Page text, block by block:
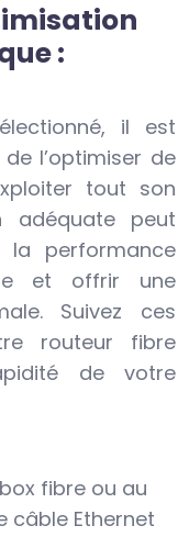
:
il est
l’optimiser de
tout son
adéquate peut
la performance
et offrir une
Suivez ces
routeur fibre
de votre
fibre ou au
câble Ethernet